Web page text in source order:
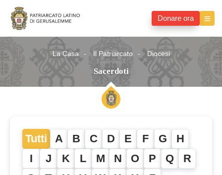
Donare ora
La Casa Il Patriarcato Diocesi
Sacerdoti
Tutti A B C D E F G H
I J K L M N O P Q R